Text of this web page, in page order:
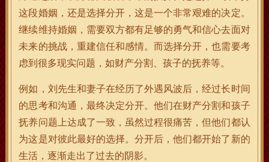
这段婚姻，还是选择分开，这是一个非常艰难的决定。
继续维持婚姻，需要双方都有足够的勇气和信心去面对
未来的挑战，重建信任和感情。而选择分开，也需要考
虑到很多现实问题，如财产分割、孩子的抚养等。
例如，刘先生和妻子在经历了外遇风波后，经过长时间
的思考和沟通，最终决定分开。他们在财产分割和孩子
抚养问题上达成了一致，虽然过程很痛苦，但他们都认
为这是对彼此最好的选择。分开后，他们都开始了新的
生活，逐渐走出了过去的阴影。